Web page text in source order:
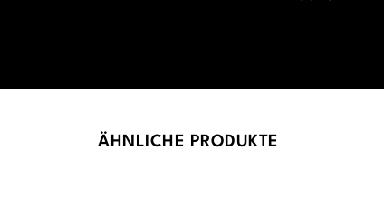
ÄHNLICHE PRODUKTE